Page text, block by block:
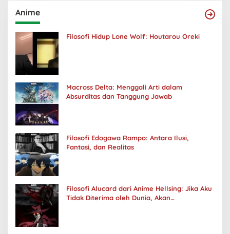
Anime
Filosofi Hidup Lone Wolf: Houtarou Oreki
Macross Delta: Menggali Arti dalam
Absurditas dan Tanggung Jawab
Filosofi Edogawa Rampo: Antara Ilusi,
Fantasi, dan Realitas
Filosofi Alucard dari Anime Hellsing: Jika Aku
Tidak Diterima oleh Dunia, Akan